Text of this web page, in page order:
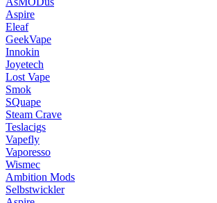
Aspire
Eleaf
GeekVape
Innokin
Joyetech
Lost Vape
Smok
SQuape
Steam Crave
Teslacigs
Vapefly
Vaporesso
Wismec
Ambition Mods
Selbstwickler